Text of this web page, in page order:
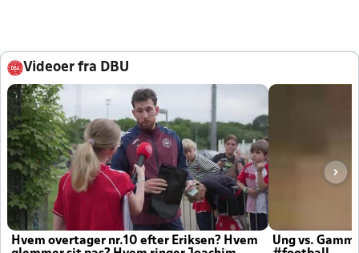
Videoer fra DBU
Hvem overtager nr.10 efter Eriksen? Hvem
Ung vs.